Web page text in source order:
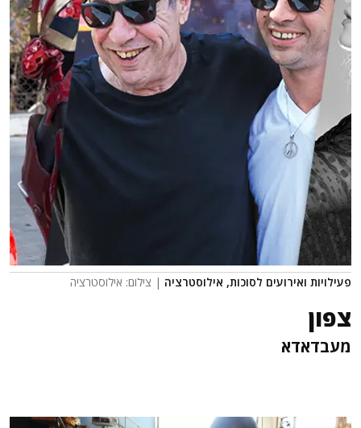
פעילויות ואירועים לסוכות, אילוסטרציה | צילום: אילוסטרציה
צפון
מעבדאדא